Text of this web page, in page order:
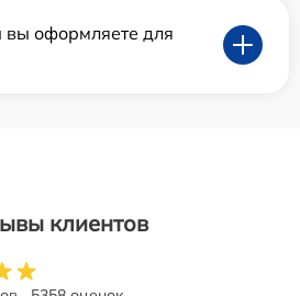
оформляете для
клиентов